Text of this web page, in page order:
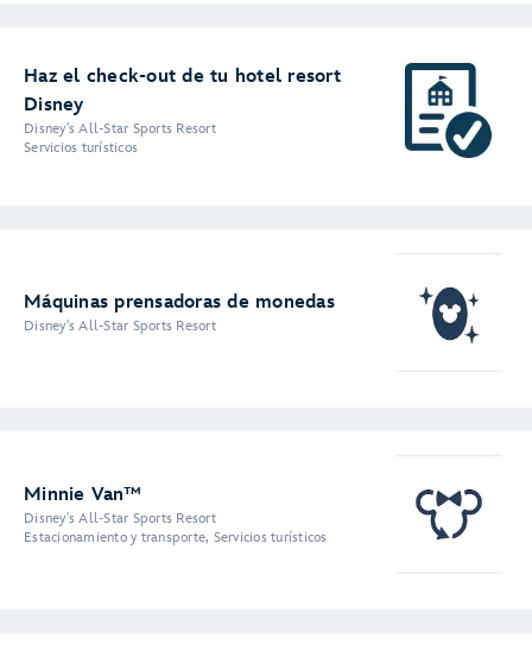
Haz el check-out de tu hotel resort
Disney
Disney's All-Star Sports Resort
Servicios turísticos
Máquinas prensadoras de monedas
Disney's All-Star Sports Resort
Minnie Van™
Disney's All-Star Sports Resort
Estacionamiento y transporte, Servicios turísticos